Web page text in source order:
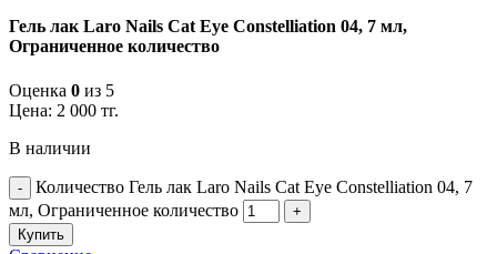
Гель лак Laro Nails Cat Eye Constelliation 04, 7 мл,
Ограниченное количество
Оценка 0 из 5
Цена: 2 000 тг.
В наличии
Количество Гель лак Laro Nails Cat Eye Constelliation 04, 7
мл, Ограниченное количество
Купить